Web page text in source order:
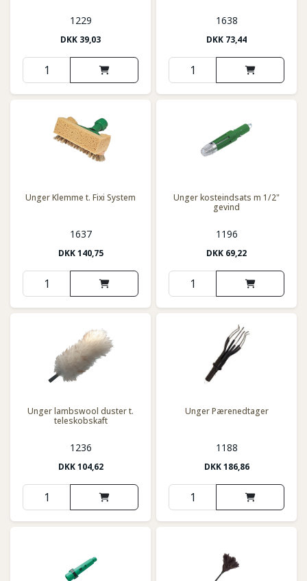
1229
DKK 39,03
1638
DKK 73,44
Unger Klemme t. Fixi System
1637
DKK140,75
Unger kosteindsats m 1/2"
gevind
1196
DKK 69,22
Unger lambswool duster t.
teleskobskaft
1236
DKK104,62
Unger Pærenedtager
1188
DKK186,86